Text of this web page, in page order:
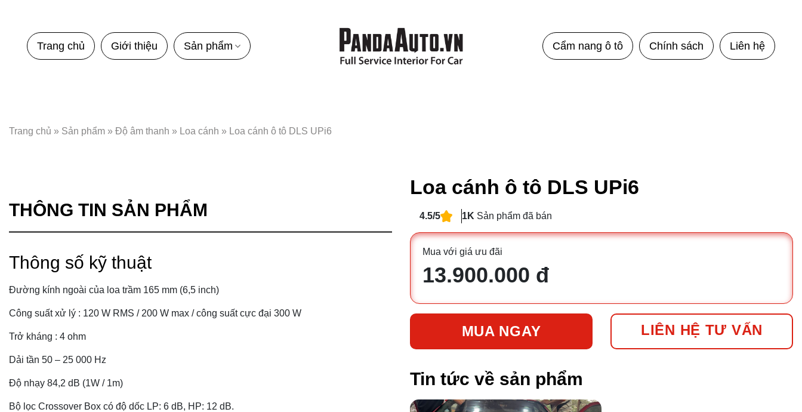
Trang chủ Giới thiệu Sản phẩm Cẩm nang ô tô Chính sách Liên hệ
Trang chủ » Sản phẩm » Độ âm thanh » Loa cánh » Loa cánh ô tô DLS UPi6
THÔNG TIN SẢN PHẨM
Thông số kỹ thuật
Đường kính ngoài của loa trầm 165 mm (6,5 inch)
Công suất xử lý : 120 W RMS / 200 W max / công suất cực đại 300 W
Trở kháng : 4 ohm
Dải tần 50 – 25 000 Hz
Độ nhạy 84,2 dB (1W / 1m)
Bộ lọc Crossover Box có độ dốc LP: 6 dB, HP: 12 dB.
Loa cánh ô tô DLS UPi6
4.5/5 1K Sản phẩm đã bán
Mua với giá ưu đãi
13.900.000 đ
MUA NGAY LIÊN HỆ TƯ VẤN
Tin tức về sản phẩm